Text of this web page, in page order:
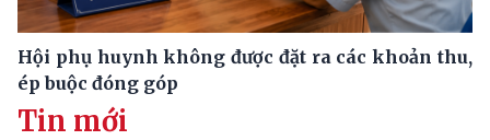
Hội phụ huynh không được đặt ra các khoản thu,
ép buộc đóng góp
Tin mới